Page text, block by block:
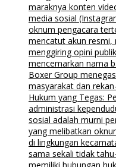
maraknya konten
media sosial
oknum pengacara
mencatut akun resmi,
menggiring opini
mencemarkan nama
Boxer Group
masyarakat dan
Hukum yang Tegas:
administrasi
sosial adalah murni
yang melibatkan
di lingkungan
sama sekali tidak